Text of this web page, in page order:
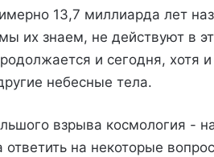
13,7 миллиарда лет
их знаем, не действуют в
и сегодня, хотя
небесные тела.
взрыва космология -
на некоторые